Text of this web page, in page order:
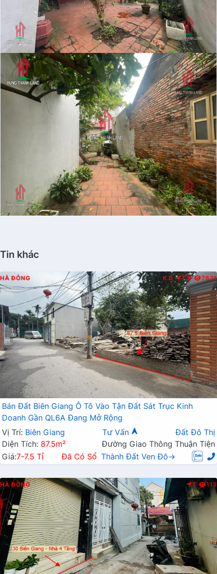
Tin khác
HÀ ĐÔNG K.D T.B 7631
Bán Đất Biên Giang Ô Tô Vào Tận Đất Sát Trục Kinh
Doanh Gần QL6A Đang Mở Rộng
Vị Trí: Biên Giang Tư Vấn
Đất Đô Thị
Diện Tích: 87.5m²
Đường Giao Thông Thuận Tiện
Giá:7-7.5 Tỉ Đã Có Sổ Thành Đất Ven Đô→
HÀ ĐÔNG T 113